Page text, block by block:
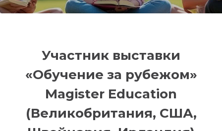
Участник выставки
«Обучение за рубежом»
Magister Education
(Великобритания, США,